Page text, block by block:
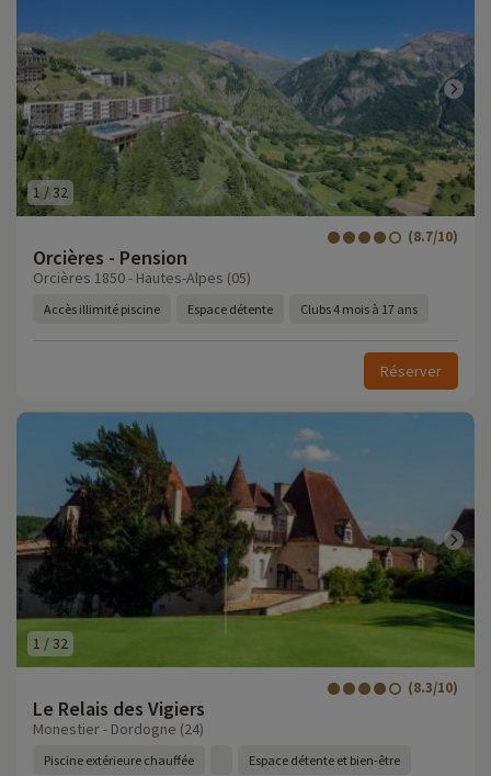
1 /32
Orcières - Pension
(8.7/10)
Orcières 1850 - Hautes-Alpes (05)
Accès illimité piscine Espace détente Clubs 4 mois à 17 ans
Réserver
1 /32
Le Relais des Vigiers
(8.3/10)
Monestier - Dordogne (24)
Piscine extérieure chauffée Espace détente et bien-être